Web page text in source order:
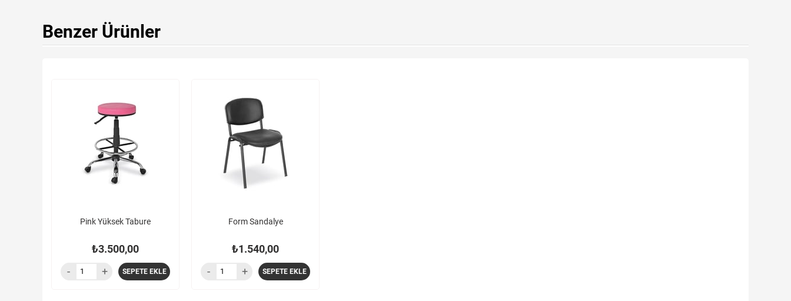
Benzer Ürünler
Pink Yüksek Tabure
₺3.500,00
SEPETE EKLE
Form Sandalye
₺1.540,00
SEPETE EKLE